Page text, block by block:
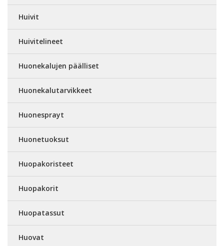
Huivit
Huivitelineet
Huonekalujen päälliset
Huonekalutarvikkeet
Huonesprayt
Huonetuoksut
Huopakoristeet
Huopakorit
Huopatassut
Huovat